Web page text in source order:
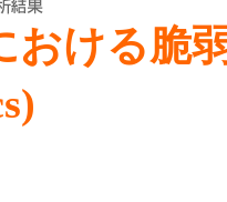
おける脆